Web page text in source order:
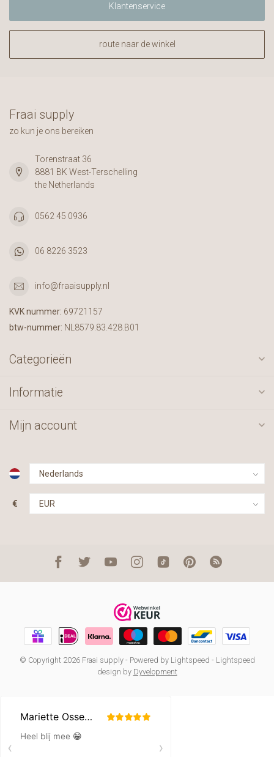
Klantenservice
route naar de winkel
Fraai supply
zo kun je ons bereiken
Torenstraat 36
8881 BK West-Terschelling
the Netherlands
0562 45 0936
06 8226 3523
info@fraaisupply.nl
KVK nummer: 69721157
btw-nummer: NL8579.83.428.B01
Categorieën
Informatie
Mijn account
€
© Copyright 2026 Fraai supply- Powered by Lightspeed - Lightspeed
design by Dyvelopment